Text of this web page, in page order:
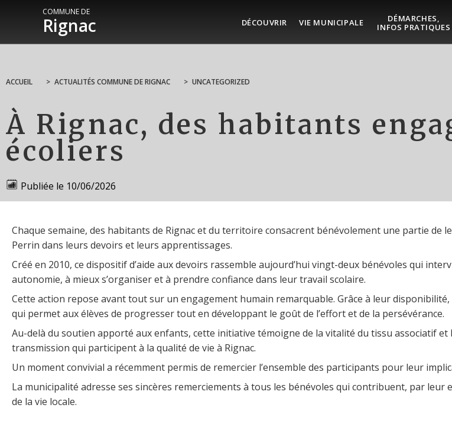
COMMUNE DE
Rignac DÉCOUVRIR VIE MUNICIPALE
DÉMARCHES,
INFOS PRATIQUES
ACCUEIL > ACTUALITÉS COMMUNE DE RIGNAC > UNCATEGORIZED
À Rignac, des habitants
écoliers
Publiée le 10/06/2026
Chaque semaine, des habitants de Rignac et du territoire consacrent bénévolement une partie de
Perrin dans leurs devoirs et leurs apprentissages.
Créé en 2010, ce dispositif d’aide aux devoirs rassemble aujourd’hui vingt-deux bénévoles qui
autonomie, à mieux s’organiser et à prendre confiance dans leur travail scolaire.
Cette action repose avant tout sur un engagement humain remarquable. Grâce à leur
qui permet aux élèves de progresser tout en développant le goût de l’effort et de la persévérance.
Au-delà du soutien apporté aux enfants, cette initiative témoigne de la vitalité du tissu associatif
transmission qui participent à la qualité de vie à Rignac.
Un moment convivial a récemment permis de remercier l’ensemble des participants pour leur
La municipalité adresse ses sincères remerciements à tous les bénévoles qui contribuent, par
de la vie locale.